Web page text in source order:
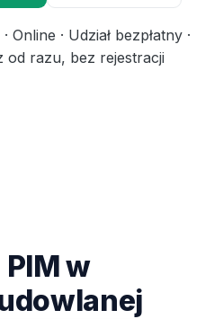
Online · Udział bezpłatny ·
od razu, bez rejestracji
w